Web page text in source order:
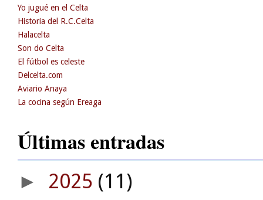
Yo jugué en el Celta
Historia del R.C.Celta
Halacelta
Son do Celta
El fútbol es celeste
Delcelta.com
Aviario Anaya
La cocina según Ereaga
Últimas entradas
► 2025 (11)